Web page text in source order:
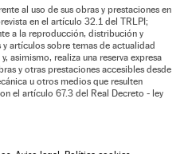
al uso de sus obras y prestaciones en
en el artículo 32.1 del TRLPI;
a la reproducción, distribución y
artículos sobre temas de actualidad
asimismo, realiza una reserva expresa
y otras prestaciones accesibles desde
u otros medios que resulten
el artículo 67.3 del Real Decreto - ley